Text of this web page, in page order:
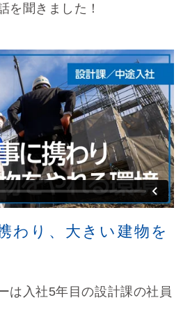
を聞きました！
わり、大きい建物を
は入社5年目の設計課の社員